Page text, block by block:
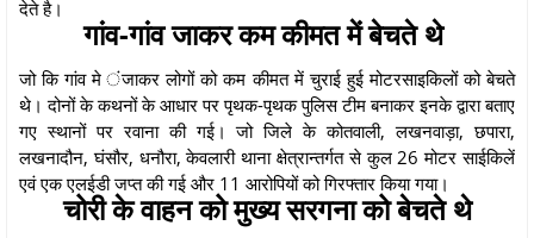
देते है।
गांव-गांव जाकर कम कीमत में बेचते थे
जो कि गांव मे ंजाकर लोगों को कम कीमत में चुराई हुई मोटरसाइकिलों को बेचते
थे। दोनों के कथनों के आधार पर पृथक-पृथक पुलिस टीम बनाकर इनके द्वारा बताए
गए स्थानों पर रवाना की गई। जो जिले के कोतवाली, लखनवाड़ा, छपारा,
लखनादौन, घंसौर, धनौरा, केवलारी थाना क्षेत्रान्तर्गत से कुल 26 मोटर साईकिलें
एवं एक एलईडी जप्त की गई और 11 आरोपियों को गिरफ्तार किया गया।
चोरी के वाहन को मुख्य सरगना को बेचते थे